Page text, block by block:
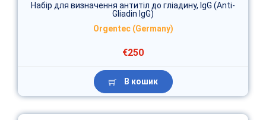
Набір для визначення антитіл до гліадину, IgG (Anti-
Gliadin IgG)
Orgentec (Germany)
€250
В кошик